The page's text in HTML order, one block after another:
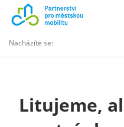
Nacházíte se:
Litujeme,